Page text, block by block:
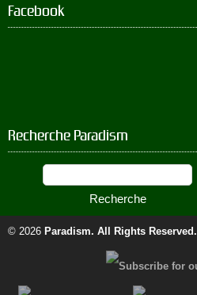
Facebook
Recherche Paradism
© 2026 Paradism. All Rights Reserved.